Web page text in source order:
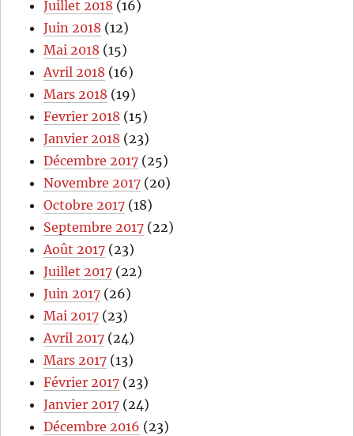
Juillet 2018 (16)
Juin 2018 (12)
Mai 2018 (15)
Avril 2018 (16)
Mars 2018 (19)
Fevrier 2018 (15)
Janvier 2018 (23)
Décembre 2017 (25)
Novembre 2017 (20)
Octobre 2017 (18)
Septembre 2017 (22)
Août 2017 (23)
Juillet 2017 (22)
Juin 2017 (26)
Mai 2017 (23)
Avril 2017 (24)
Mars 2017 (13)
Février 2017 (23)
Janvier 2017 (24)
Décembre 2016 (23)